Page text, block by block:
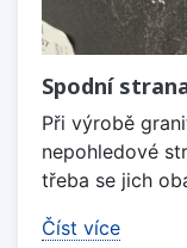
Spodní
Při výrobě
nepohledové
třeba se jich
Číst více